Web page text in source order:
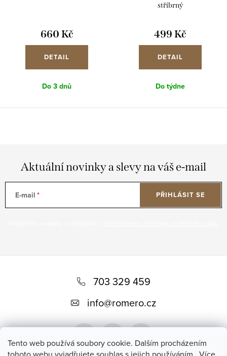
Tento web používá soubory cookie. Dalším procházením
660 Kč
DETAIL
Do 3 dnů
stříbrný
499 Kč
DETAIL
Do týdne
Aktuální novinky a slevy na váš e-mail
E-mail PŘIHLÁSIT SE
t
703 329 459
info@romero.cz